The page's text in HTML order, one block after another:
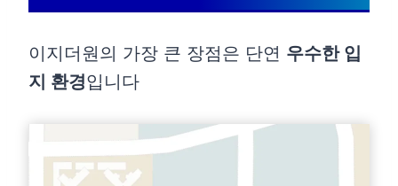
이지더원의 가장 큰 장점은 단연 우수한 입
지 환경입니다